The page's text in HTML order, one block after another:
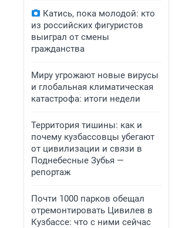
Катись, пока молодой: кто
из российских фигуристов
выиграл от смены
гражданства
Миру угрожают новые вирусы
и глобальная климатическая
катастрофа: итоги недели
Территория тишины: как и
почему кузбассовцы убегают
от цивилизации и связи в
Поднебесные Зубья —
репортаж
Почти 1000 парков обещал
отремонтировать Цивилев в
Кузбассе: что с ними сейчас